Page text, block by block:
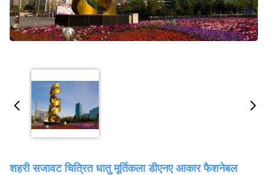
शहरी सजावट चित्रित धातु मूर्तिकला डीएनए आकार फैशनेबल